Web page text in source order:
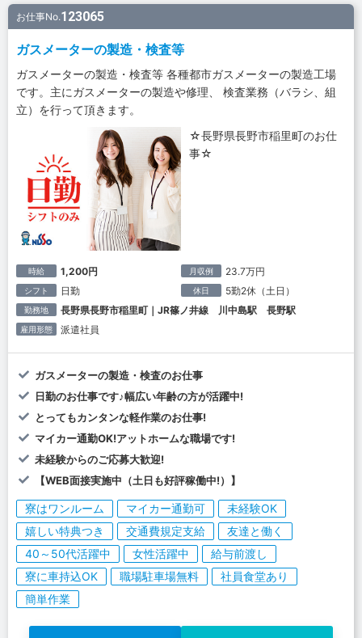
お仕事No.123065
ガスメーターの製造・検査等
ガスメーターの製造・検査等 各種都市ガスメーターの製造工場
です。主にガスメーターの製造や修理、 検査業務（バラシ、組
立）を行って頂きます。
☆長野県長野市稲里町のお仕
事☆
時給 1,200円 月収例 23.7万円
シフト 日勤 休日 5勤2休（土日）
勤務地 長野県長野市稲里町｜JR篠ノ井線 川中島駅 長野駅
雇用形態 派遣社員
ガスメーターの製造・検査のお仕事
日勤のお仕事です♪幅広い年齢の方が活躍中!
とってもカンタンな軽作業のお仕事!
マイカー通勤OK!アットホームな職場です!
未経験からのご応募大歓迎!
【WEB面接実施中（土日も好評稼働中!）】
寮はワンルーム マイカー通勤可
未経験OK
嬉しい特典つき
交通費規定支給
友達と働く
40～50代活躍中
女性活躍中
給与前渡し
寮に車持込OK
職場駐車場無料
社員食堂あり
簡単作業